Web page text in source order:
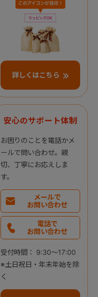
詳しくはこちら
安心のサポート体制
お困りのことを電話かメ
ールで問い合わせ。親
切、丁寧にお応えしま
す。
メールで
お問い合わせ
電話で
お問い合わせ
受付時間： 9:30～17:00
※土日祝日・年末年始を除
く